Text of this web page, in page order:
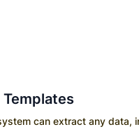
can extract any data,